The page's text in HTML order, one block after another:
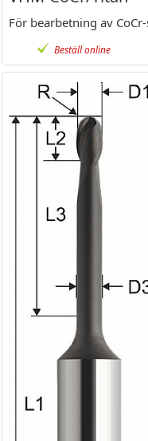
För bearbetning av
Beställ online